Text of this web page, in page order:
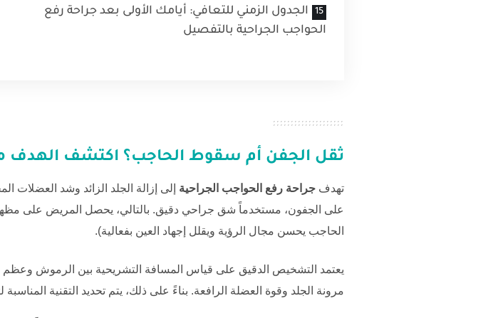
الجدول الزمني للتعافي: أيامك الأولى بعد جراحة رفع
الحواجب الجراحية بالتفصيل
ثقل الجفن أم سقوط الحاجب؟ اكتشف الهدف
تهدف جراحة رفع الحواجب الجراحية إلى إزالة الجلد الزائد وشد العضلات
على الجفون، مستخدماً شق جراحي دقيق. بالتالي، يحصل المريض على مظهر
الحاجب يحسن مجال الرؤية ويقلل إجهاد العين بفعالية).
يعتمد التشخيص الدقيق على قياس المسافة التشريحية بين الرموش وعظم
مرونة الجلد وقوة العضلة الرافعة. بناءً على ذلك، يتم تحديد التقنية